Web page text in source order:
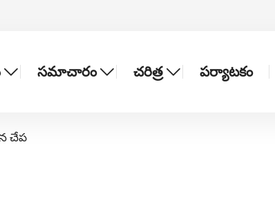
సమాచారం చరిత్ర పర్యాటకం
చేప